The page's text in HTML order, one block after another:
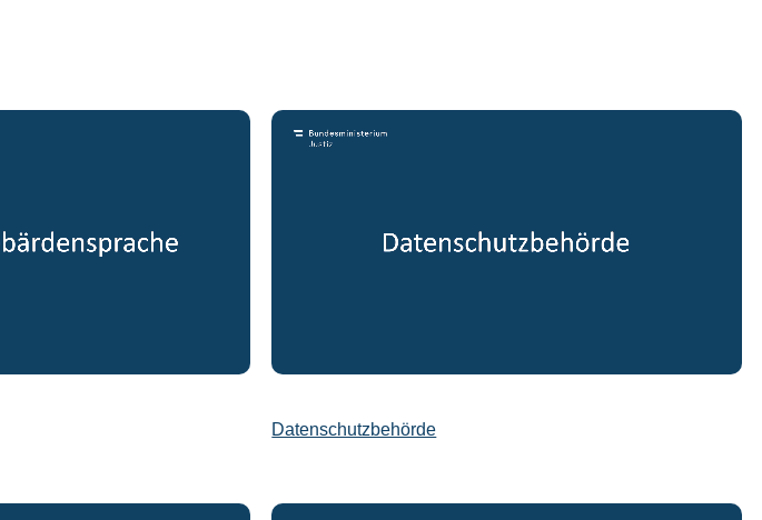
Datenschutzbehörde